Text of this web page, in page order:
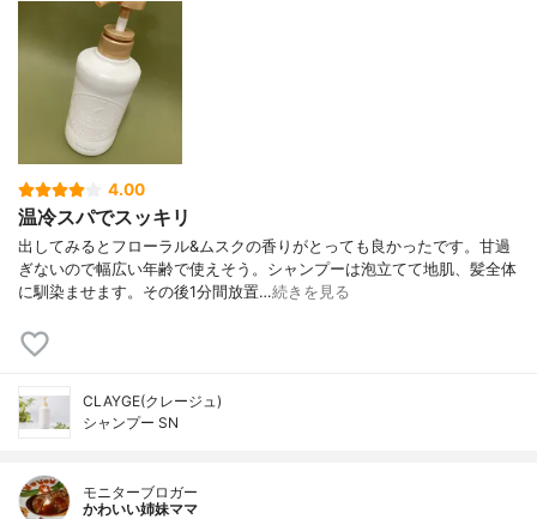
4.00
温冷スパでスッキリ
出してみるとフローラル&ムスクの香りがとっても良かったです。甘過
ぎないので幅広い年齢で使えそう。シャンプーは泡立てて地肌、髪全体
に馴染ませます。その後1分間放置…続きを見る
CLAYGE(クレージュ)
シャンプー SN
モニターブロガー
かわいい姉妹ママ